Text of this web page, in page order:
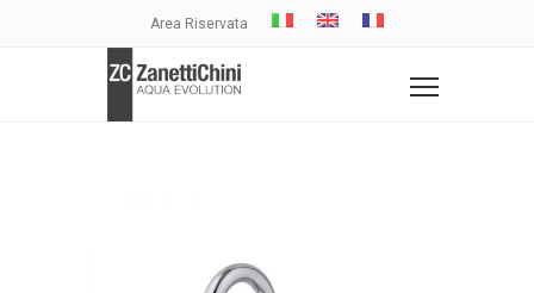
Area Riservata